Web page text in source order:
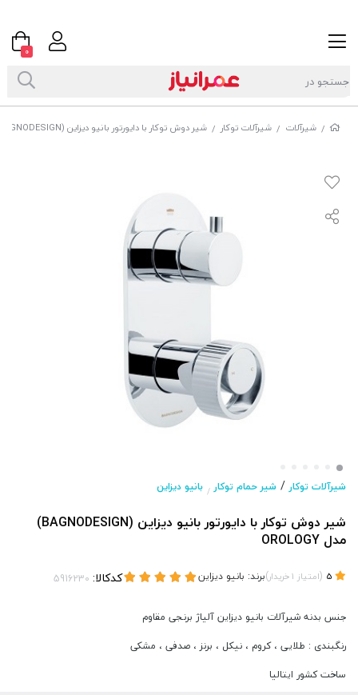
/ شیرآلات / شیرآلات توکار / شیر دوش توکار با دایورتور بانیو دیزاین (BAGNODESIGN) مدل OROLOGY
شیرآلات توکار/ شیر حمام توکار / بانیو دیزاین
شیر دوش توکار با دایورتور بانیو دیزاین (BAGNODESIGN)
مدل OROLOGY
(امتیاز 1خریدار)برند: بانیو دیزاین کدکالا:
جنس بدنه شیرآلات بانیو دیزاین آلیاژ برنجی مقاوم
رنگبندی : طلایی ، کروم ، نیکل ، برنز ، صدفی ، مشکی
ساخت کشور ایتالیا
0